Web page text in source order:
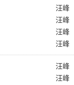
汪峰
汪峰
汪峰
汪峰
汪峰
汪峰